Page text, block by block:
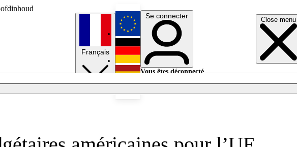
Close menu
Français
English
Deutsch
Se connecter
Vous êtes déconnecté.